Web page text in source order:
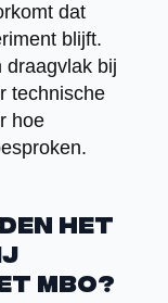
dat
blijft.
draagvlak bij
technische
hoe
het
mbo?